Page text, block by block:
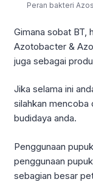
Peran bakteri
Gimana sobat BT,
Azotobacter &
juga sebagai
Jika selama ini
silahkan mencoba
budidaya anda.
Penggunaan
penggunaan
sebagian besar